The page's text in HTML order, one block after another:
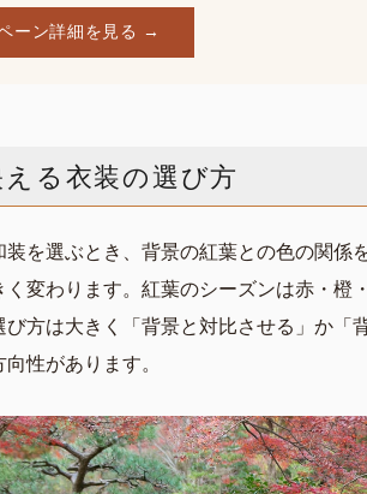
ーン詳細を見る →
る衣装の選び方
装を選ぶとき、背景の紅葉との色の関係
く変わります。紅葉のシーズンは赤・橙
び方は大きく「背景と対比させる」か「
性があります。